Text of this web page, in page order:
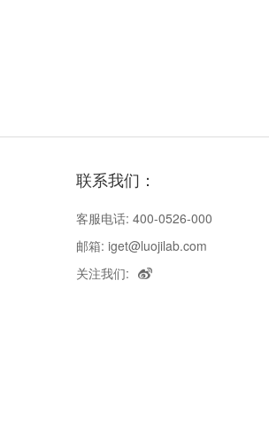
联系我们：
客服电话: 400-0526-000
邮箱: iget@luojilab.com
关注我们: